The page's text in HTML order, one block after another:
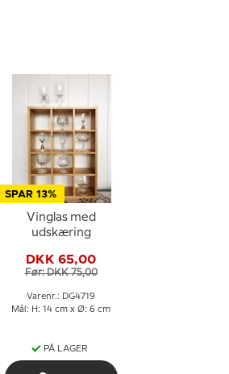
SPAR 13%
Vinglas med
udskæring
DKK 65,00
Før: DKK 75,00
Varenr.: DG4719
Mål: H: 14 cm x Ø: 6 cm
PÅ LAGER